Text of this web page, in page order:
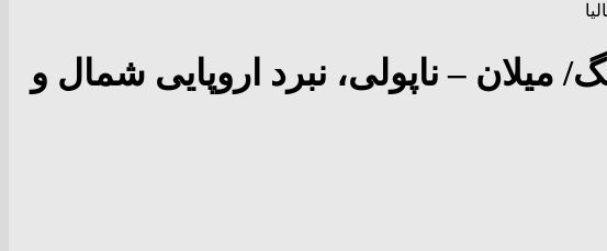
میلان – ناپولی، نبرد اروپایی شمال و